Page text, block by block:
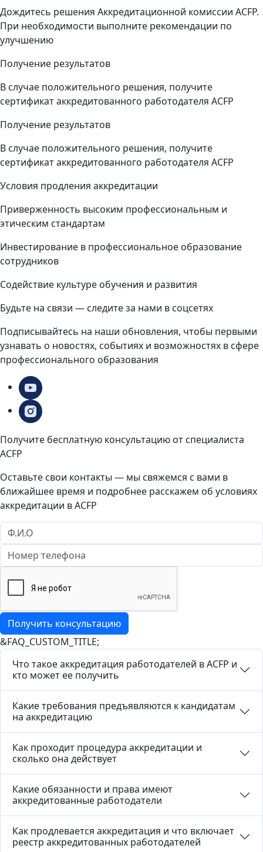
Дождитесь решения Аккредитационной комиссии ACFP.
При необходимости выполните рекомендации по
улучшению
Получение результатов
В случае положительного решения, получите
сертификат аккредитованного работодателя ACFP
Получение результатов
В случае положительного решения, получите
сертификат аккредитованного работодателя ACFP
Условия продления аккредитации
Приверженность высоким профессиональным и
этическим стандартам
Инвестирование в профессиональное образование
сотрудников
Содействие культуре обучения и развития
Будьте на связи — следите за нами в соцсетях
Подписывайтесь на наши обновления, чтобы первыми
узнавать о новостях, событиях и возможностях в сфере
профессионального образования
Получите бесплатную консультацию от специалиста
ACFP
Оставьте свои контакты — мы свяжемся с вами в
ближайшее время и подробнее расскажем об условиях
аккредитации в ACFP
&FAQ_CUSTOM_TITLE;
Что такое аккредитация работодателей в ACFP и
кто может ее получить
Какие требования предъявляются к кандидатам
на аккредитацию
Как проходит процедура аккредитации и
сколько она действует
Какие обязанности и права имеют
аккредитованные работодатели
Как продлевается аккредитация и что включает
реестр аккредитованных работодателей